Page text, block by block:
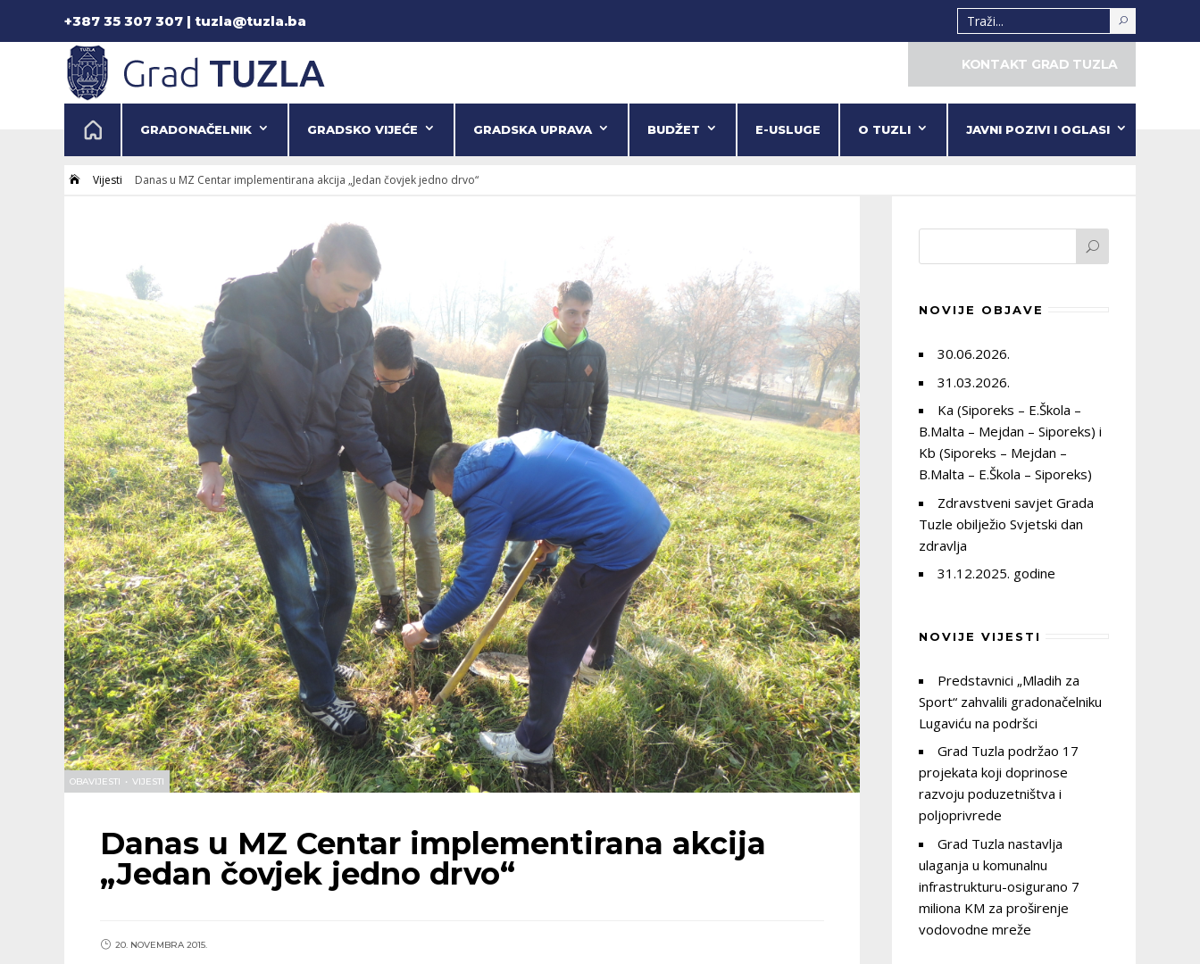
+387 35 307 307 | tuzla@tuzla.ba
KONTAKT GRAD TUZLA
GRADONAČELNIK GRADSKO VIJEĆE GRADSKA UPRAVA BUDŽET E-USLUGE O TUZLI JAVNI POZIVI I OGLASI
 Vijesti Danas u MZ Centar implementirana akcija „Jedan čovjek jedno drvo“
OBAVIJESTI • VIJESTI
Danas u MZ Centar implementirana akcija
„Jedan čovjek jedno drvo“
20. NOVEMBRA 2015.
NOVIJE OBJAVE
30.06.2026.
31.03.2026.
Ka (Siporeks – E.Škola –
B.Malta – Mejdan – Siporeks) i
Kb (Siporeks – Mejdan –
B.Malta – E.Škola – Siporeks)
Zdravstveni savjet Grada
Tuzle obilježio Svjetski dan
zdravlja
31.12.2025. godine
NOVIJE VIJESTI
Predstavnici „Mladih za
Sport“ zahvalili gradonačelniku
Lugaviću na podršci
Grad Tuzla podržao 17
projekata koji doprinose
razvoju poduzetništva i
poljoprivrede
Grad Tuzla nastavlja
ulaganja u komunalnu
infrastrukturu-osigurano 7
miliona KM za proširenje
vodovodne mreže